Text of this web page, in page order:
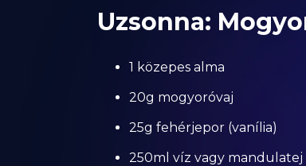
Uzsonna:
1 közepes alma
20g mogyoróvaj
25g fehérjepor (vanília)
250ml víz vagy mandulatej